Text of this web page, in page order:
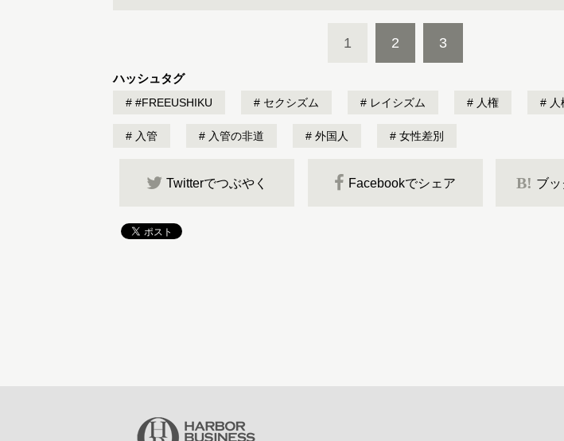
1 2 3
ハッシュタグ
#FREEUSHIKU セクシズム レイシズム 人権
入管 入管の非道 外国人 女性差別
Twitterでつぶやく Facebookでシェア B! ブ